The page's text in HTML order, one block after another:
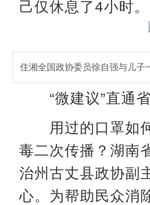
己仅休息了4小时。
住湘全国政协委员徐自强与儿子
“微建议”直通省
用过的口罩如何
毒二次传播？湖南
治州古丈县政协副
心。为帮助民众消